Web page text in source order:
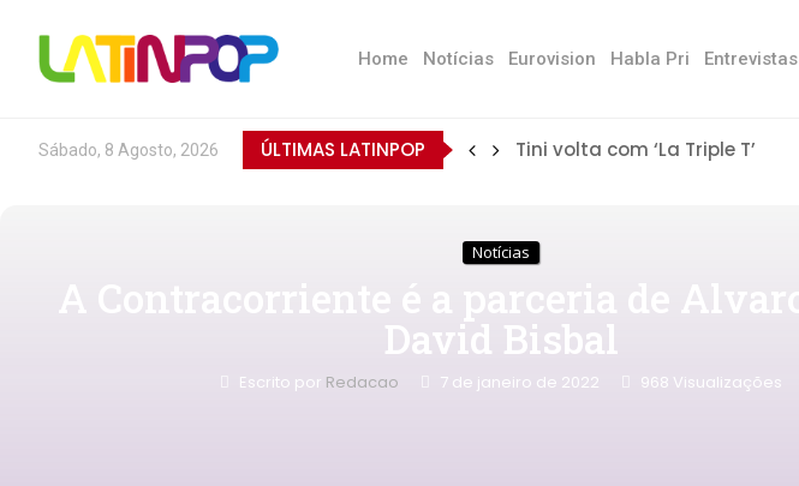
Home Notícias Eurovision Habla Pri Entrevistas
Sábado, 8 Agosto, 2026 ÚLTIMAS LATINPOP Tini volta com ‘La Triple T’
Notícias
David Bisbal
Escrito por Redacao 7 de janeiro de 2022 968 Visualizações